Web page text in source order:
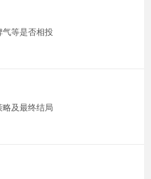
气等是否相投
及最终结局